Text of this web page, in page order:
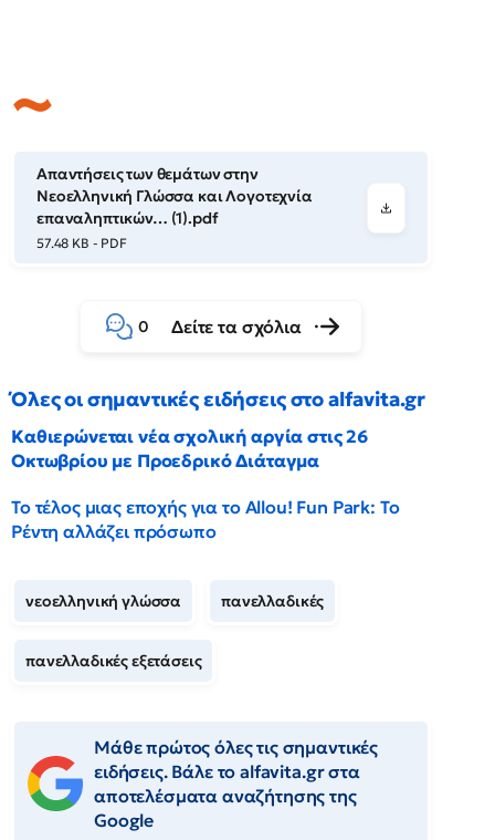
Απαντήσεις των θεμάτων στην
Νεοελληνική Γλώσσα και Λογοτεχνία
επαναληπτικών… (1).pdf
57.48 KB - PDF
0 Δείτε τα σχόλια
Όλες οι σημαντικές ειδήσεις στο alfavita.gr
Καθιερώνεται νέα σχολική αργία στις 26
Οκτωβρίου με Προεδρικό Διάταγμα
Το τέλος μιας εποχής για το Allou! Fun Park: Το
Ρέντη αλλάζει πρόσωπο
νεοελληνική γλώσσα πανελλαδικές
πανελλαδικές εξετάσεις
Μάθε πρώτος όλες τις σημαντικές
ειδήσεις. Βάλε το alfavita.gr στα
αποτελέσματα αναζήτησης της
Google